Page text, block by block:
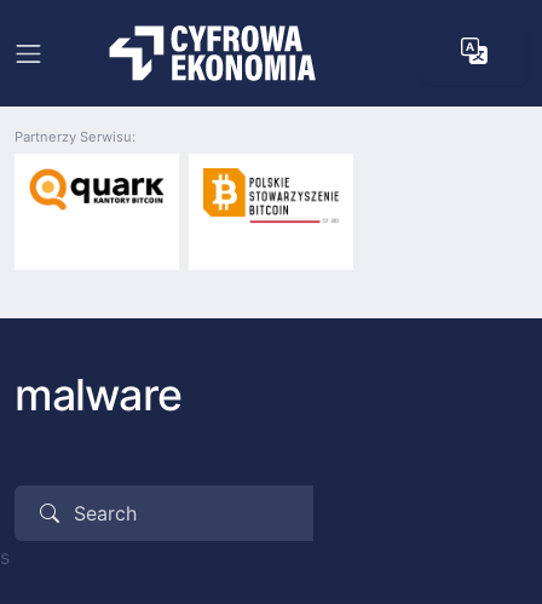
Partnerzy Serwisu:
malware
s